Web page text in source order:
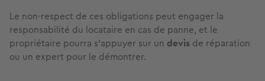
Le non-respect de ces obligations peut engager la
responsabilité du locataire en cas de panne, et le
propriétaire pourra s'appuyer sur un devis de réparation
ou un expert pour le démontrer.